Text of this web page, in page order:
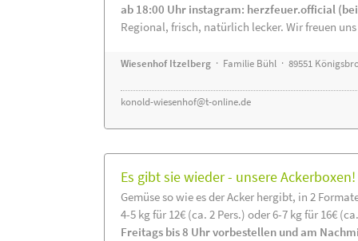
ab 18:00 Uhr instagram: herzfeuer.official
Regional, frisch, natürlich lecker. Wir freuen
Wiesenhof Itzelberg · Familie Bühl · 89551
konold-wiesenhof@t-online.de
Es gibt sie wieder - unsere Ackerboxen!
Gemüse so wie es der Acker hergibt, in 2
4-5 kg für 12€ (ca. 2 Pers.) oder 6-7 kg für 16€
Freitags bis 8 Uhr vorbestellen und am